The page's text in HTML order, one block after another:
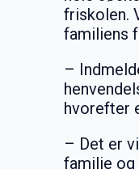
friskolen.
familiens
–
hvorefter
– Det er
familie og